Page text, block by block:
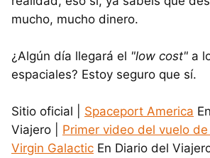
mucho, mucho dinero.
¿Algún día llegará el "low cost" a
espaciales? Estoy seguro que sí.
Sitio oficial | Spaceport America
Viajero | Primer video del vuelo
Virgin Galactic En Diario del